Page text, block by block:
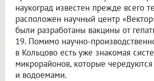
наукоград известен прежде всего
расположен научный центр
были разработаны вакцины от
19. Помимо научно-
в Кольцово есть уже знакомая
микрорайонов, которые
и водоемами.